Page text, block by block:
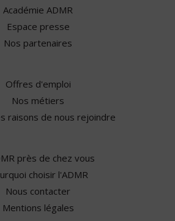
Académie ADMR
Espace presse
Nos partenaires
Offres d'emploi
Nos métiers
raisons de nous rejoindre
près de chez vous
choisir l'ADMR
Nous contacter
Mentions légales